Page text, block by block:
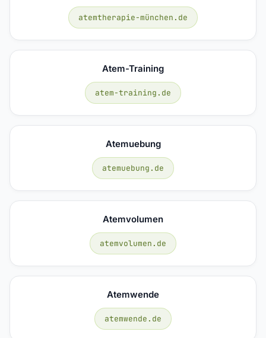
atemtherapie-münchen.de
Atem-Training
atem-training.de
Atemuebung
atemuebung.de
Atemvolumen
atemvolumen.de
Atemwende
atemwende.de